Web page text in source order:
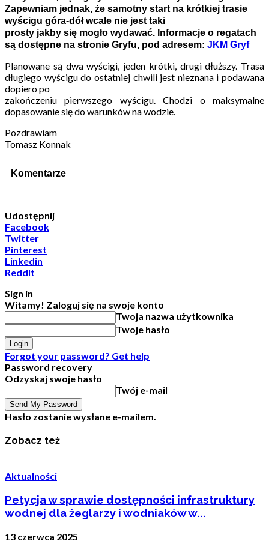
Zapewniam jednak, że samotny start na krótkiej trasie
wyścigu góra-dół wcale nie jest taki
prosty jakby się mogło wydawać. Informacje o regatach
są dostępne na stronie Gryfu, pod adresem: JKM Gryf
Planowane są dwa wyścigi, jeden krótki, drugi dłuższy. Trasa
długiego wyścigu do ostatniej chwili jest nieznana i podawana
dopiero po
zakończeniu pierwszego wyścigu. Chodzi o maksymalne
dopasowanie się do warunków na wodzie.
Pozdrawiam
Tomasz Konnak
Komentarze
Udostępnij
Facebook
Twitter
Pinterest
Linkedin
ReddIt
Sign in
Witamy! Zaloguj się na swoje konto
Twoja nazwa użytkownika
Twoje hasło
Forgot your password? Get help
Password recovery
Odzyskaj swoje hasło
Twój e-mail
Hasło zostanie wysłane e-mailem.
Zobacz też
Aktualności
Petycja w sprawie dostępności infrastruktury
wodnej dla żeglarzy i wodniaków w...
13 czerwca 2025